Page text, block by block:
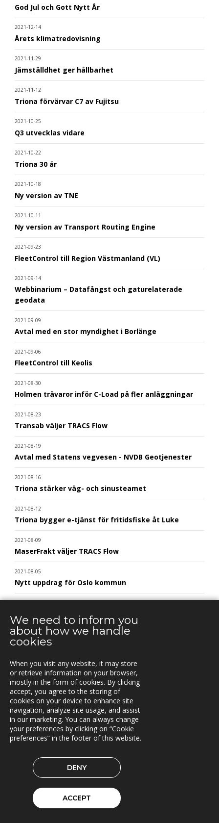
God Jul och Gott Nytt År
2021-12-14
Årets klimatredovisning
2021-11-29
Jämställdhet ger hållbarhet
2021-11-12
Triona förvärvar C7 av Fujitsu
2021-10-25
Q3 utvecklas vidare
2021-10-22
Triona 30 år
2021-10-18
Ny version av TNE
2021-10-11
Ny version av Transport Routing Engine
2021-09-23
FleetControl till Region Västmanland (VL)
2021-09-14
Webbinarium – Datafångst och gaturelaterade
geodata
2021-09-09
Avtal med en stor myndighet i Borlänge
2021-09-06
FleetControl till Keolis
2021-08-30
Holmen trävaror inför C-Load på fler anläggningar
2021-08-23
Transab väljer TRACS Flow
2021-08-19
Avtal med Statens vegvesen - NVDB Geotjenester
2021-08-16
Triona stärker väg- och sinusteamet
2021-08-12
Triona bygger e-tjänst för fritidsfiske åt Luke
2021-08-09
MaserFrakt väljer TRACS Flow
2021-08-05
Nytt uppdrag för Oslo kommun
E.ON Sverige valde Once by Pinja till sin
bränsleleveranskedja
2021-06-07
2021-05-18
Beläggningssystem till Statens vegvesen
2021-04-12
Bergkvist siljan i insjön inför C-Load
2021-04-06
2021-03-29
2021-03-15
We need to inform you
about how we handle
cookies
When you visit any website, it may store
or retrieve information on your browser,
mostly in the form of cookies. By clicking
accept, you agree to the storing of
cookies on your device to enhance site
navigation, analyze site usage, and assist
in our marketing. You can always change
your preferences by clicking on “Cookie
preferences” in the footer of this website.
DENY
ACCEPT